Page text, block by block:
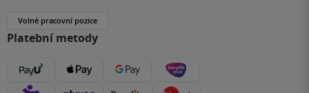
Volné pracovní pozice
Platební metody